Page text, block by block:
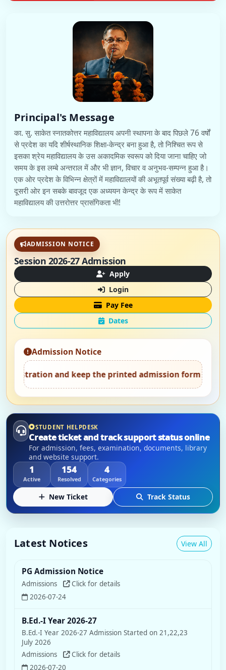
Principal's Message
का. सु. साकेत स्नातकोत्तर महाविद्यालय अपनी स्थापना के बाद पिछले 76 वर्षों
से प्रदेश का यदि शीर्षस्थानिक शिक्षा-केन्द्र बना हुआ है, तो निश्चित रूप से
इसका श्रेय महाविद्यालय के उस अकादमिक स्वरूप को दिया जाना चाहिए जो
समय के इस लम्बे अन्तराल में और भी ज्ञान, विचार व अनुभव-सम्पन्न हुआ है।
एक ओर प्रदेश के विभिन्न क्षेत्रों में महाविद्यालयों की अभूतपूर्व संख्या बढ़ी है, तो
दूसरी ओर इन सबके बावजूद एक अध्ययन केन्द्र के रूप में साकेत
महाविद्यालय की उत्तरोत्तर प्रासंगिकता भी!
ADMISSION NOTICE
Session 2026-27 Admission
Apply
Login
Pay Fee
Dates
Admission Notice
and keep the printed admission form safely.• Attend
STUDENT HELPDESK
Create ticket and track support status online
For admission, fees, examination, documents, library
and website support.
1
Active
154
Resolved
4
Categories
New Ticket Track Status
Latest Notices View All
PG Admission Notice
Admissions
Click for details
2026-07-24
B.Ed.-I Year 2026-27
B.Ed.-I Year 2026-27 Admission Started on 21,22,23
July 2026
Admissions
Click for details
2026-07-20